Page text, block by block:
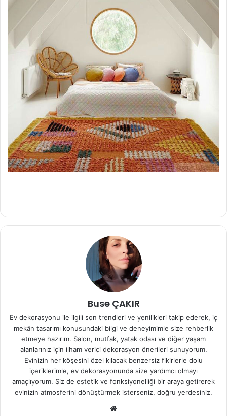
Buse ÇAKIR
Ev dekorasyonu ile ilgili son trendleri ve yenilikleri takip ederek, iç
mekân tasarımı konusundaki bilgi ve deneyimimle size rehberlik
etmeye hazırım. Salon, mutfak, yatak odası ve diğer yaşam
alanlarınız için ilham verici dekorasyon önerileri sunuyorum.
Evinizin her köşesini özel kılacak benzersiz fikirlerle dolu
içeriklerimle, ev dekorasyonunda size yardımcı olmayı
amaçlıyorum. Siz de estetik ve fonksiyonelliği bir araya getirerek
evinizin atmosferini dönüştürmek isterseniz, doğru yerdesiniz.